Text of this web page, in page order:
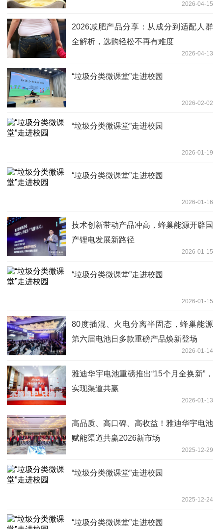
2026-04-15
2026减肥产品分享：从成分到适配人群
全解析，选购轻松不再有难度
2026-04-13
“垃圾分类微课堂”走进校园
2026-02-02
“垃圾分类微课堂”走进校园
2026-01-19
“垃圾分类微课堂”走进校园
2026-01-16
技术创新带动产品冲高，蜂巢能源开辟国
产锂电发展新路径
2026-01-15
“垃圾分类微课堂”走进校园
2026-01-15
80度插混、火电分离半固态，蜂巢能源
第六届电池日多款重磅产品焕新登场
2026-01-14
雅迪华宇电池重磅推出“15个月全换新”，
实现渠道共赢
2026-01-13
高品质、高口碑、高收益！雅迪华宇电池
赋能渠道共赢2026新市场
2025-12-29
“垃圾分类微课堂”走进校园
2025-12-24
“垃圾分类微课堂”走进校园